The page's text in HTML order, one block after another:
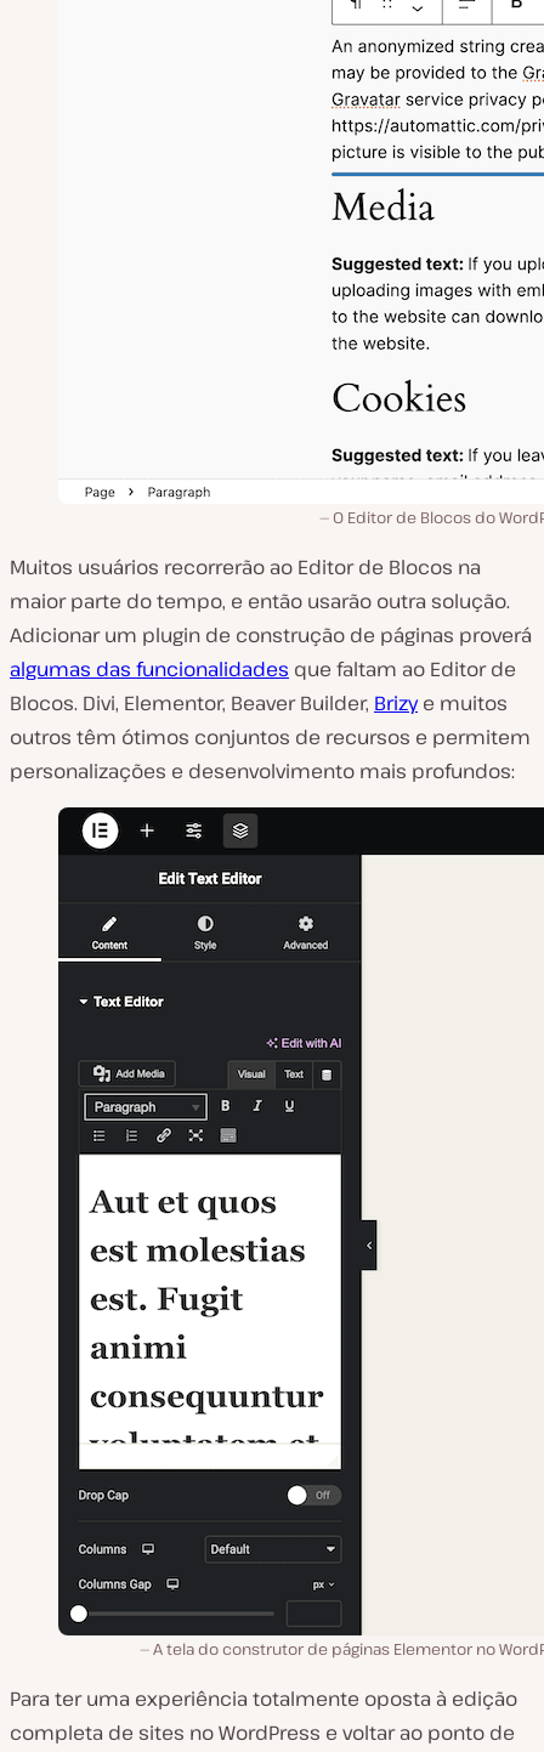
O Editor de Blocos do
Muitos usuários recorrerão ao Editor de Blocos na
maior parte do tempo, e então usarão outra solução.
Adicionar um plugin de construção de páginas proverá
algumas das funcionalidades que faltam ao Editor de
Blocos. Divi, Elementor, Beaver Builder, Brizye muitos
outros têm ótimos conjuntos de recursos e permitem
personalizações e desenvolvimento mais profundos:
A tela do construtor de páginas Elementor no
Para ter uma experiência totalmente oposta à edição
completa de sites no WordPress e voltar ao ponto de